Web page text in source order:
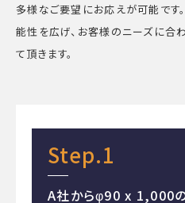
多様なご要望にお応えが可能です
能性を広げ、お客様のニーズに合
て頂きます。
Step.1
A社からφ90 x 1,000